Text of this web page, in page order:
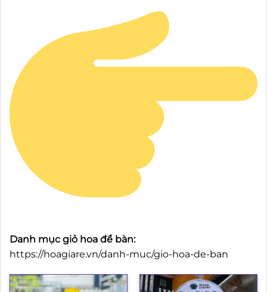
Danh mục giỏ hoa để bàn:
https://hoagiare.vn/danh-muc/gio-hoa-de-ban